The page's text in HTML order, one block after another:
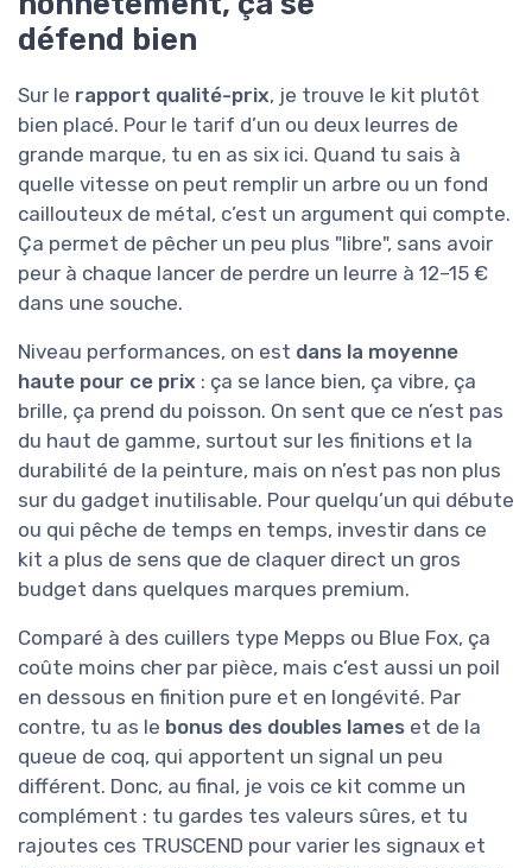
défend bien
Sur le rapport qualité-prix, je trouve le kit plutôt
bien placé. Pour le tarif d’un ou deux leurres de
grande marque, tu en as six ici. Quand tu sais à
quelle vitesse on peut remplir un arbre ou un fond
caillouteux de métal, c’est un argument qui compte.
Ça permet de pêcher un peu plus "libre", sans avoir
peur à chaque lancer de perdre un leurre à 12–15 €
dans une souche.
Niveau performances, on est dans la moyenne
haute pour ce prix : ça se lance bien, ça vibre, ça
brille, ça prend du poisson. On sent que ce n’est pas
du haut de gamme, surtout sur les finitions et la
durabilité de la peinture, mais on n’est pas non plus
sur du gadget inutilisable. Pour quelqu’un qui débute
ou qui pêche de temps en temps, investir dans ce
kit a plus de sens que de claquer direct un gros
budget dans quelques marques premium.
Comparé à des cuillers type Mepps ou Blue Fox, ça
coûte moins cher par pièce, mais c’est aussi un poil
en dessous en finition pure et en longévité. Par
contre, tu as le bonus des doubles lames et de la
queue de coq, qui apportent un signal un peu
différent. Donc, au final, je vois ce kit comme un
complément : tu gardes tes valeurs sûres, et tu
rajoutes ces TRUSCEND pour varier les signaux et